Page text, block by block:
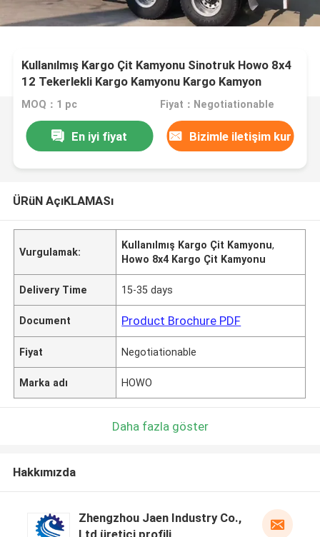
Kullanılmış Kargo Çit Kamyonu Sinotruk Howo 8x4
12 Tekerlekli Kargo Kamyonu Kargo Kamyon
Kamyonu
MOQ：1 pc Fiyat：Negotiationable
En iyi fiyat Bizimle iletişim kur
ÜRüN AçıKLAMASı
Vurgulamak:
Kullanılmış Kargo Çit Kamyonu,
Howo 8x4 Kargo Çit Kamyonu
Delivery Time 15-35 days
Document Product Brochure PDF
Fiyat Negotiationable
Marka adı HOWO
Daha fazla göster
Hakkımızda
Zhengzhou Jaen Industry Co.,